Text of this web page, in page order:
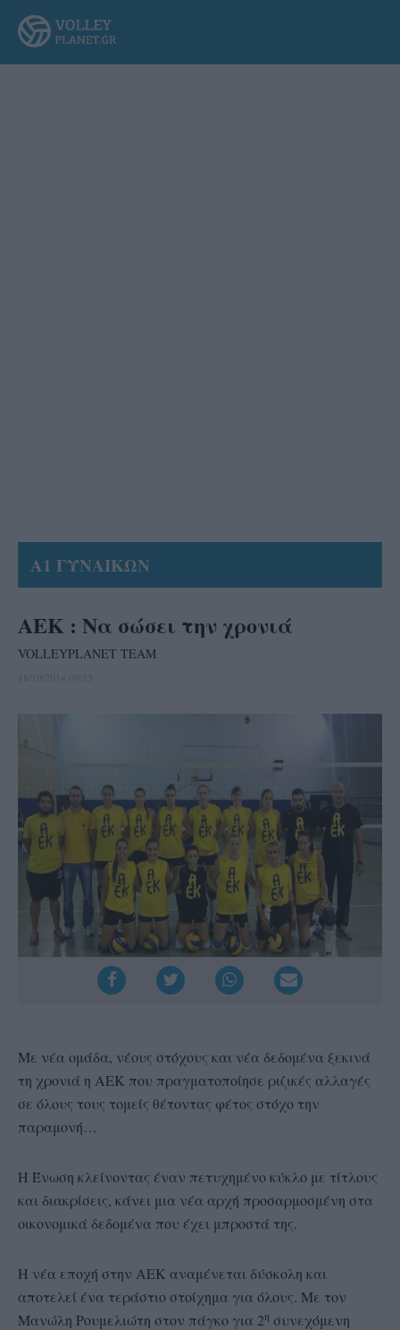
Α1 ΓΥΝΑΙΚΩΝ
ΑΕΚ : Να σώσει την χρονιά
VOLLEYPLANET TEAM
Με νέα ομάδα, νέους στόχους και νέα δεδομένα ξεκινά
τη χρονιά η ΑΕΚ που πραγματοποίησε ριζικές αλλαγές
σε όλους τους τομείς θέτοντας φέτος στόχο την
παραμονή…
Η Ένωση κλείνοντας έναν πετυχημένο κύκλο με τίτλους
και διακρίσεις, κάνει μια νέα αρχή προσαρμοσμένη στα
οικονομικά δεδομένα που έχει μπροστά της.
Η νέα εποχή στην ΑΕΚ αναμένεται δύσκολη και
αποτελεί ένα τεράστιο στοίχημα για όλους. Με τον
Μανώλη Ρουμελιώτη στον πάγκο για 2η συνεχόμενη